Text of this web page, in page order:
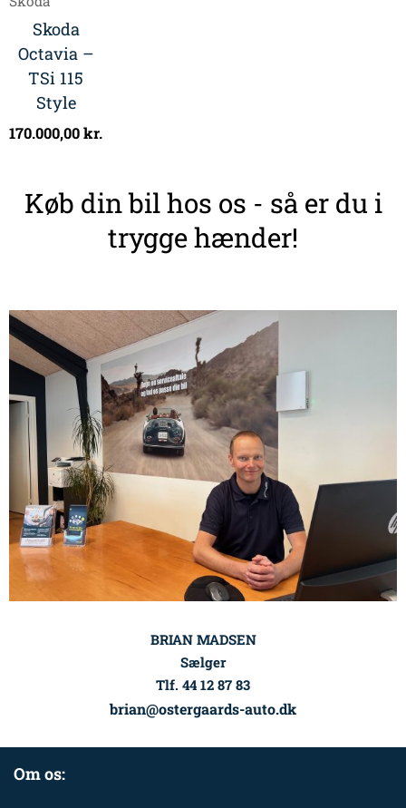
Skoda
Octavia –
TSi 115
Style
170.000,00kr.
Køb din bil hos os - så er du i
trygge hænder!
BRIAN MADSEN
Sælger
Tlf. 44 12 87 83
brian@ostergaards-auto.dk
Om os: